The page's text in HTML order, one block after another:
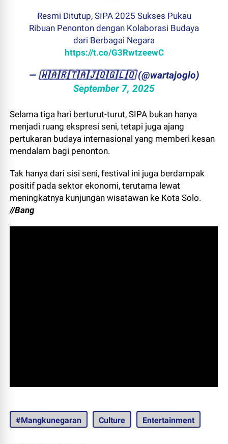
Resmi Ditutup, SIPA 2025 Sukses Pukau
Ribuan Penonton dengan Kolaborasi Budaya
dari Berbagai Negara
https://t.co/G3RwtzeewC
— ​🇼​​🇦​​🇷​​🇹​​🇦​​🇯​​🇴​​🇬​​🇱​​🇴 (@wartajoglo)
September 7, 2025
Selama tiga hari berturut-turut, SIPA bukan hanya
menjadi ruang ekspresi seni, tetapi juga ajang
pertukaran budaya internasional yang memberi kesan
mendalam bagi penonton.
Tak hanya dari sisi seni, festival ini juga berdampak
positif pada sektor ekonomi, terutama lewat
meningkatnya kunjungan wisatawan ke Kota Solo.
//Bang
#Mangkunegaran Culture Entertainment